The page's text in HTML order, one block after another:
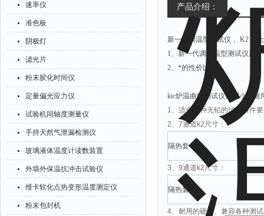
速率仪
准色板
阴极灯
滤光片
粉末胶化时间仪
定量偏光应力仪
试验机同轴度测量仪
手持天然气泄漏检测仪
玻璃液体温度计读数装置
外墙外保温抗冲击试验仪
维卡软化点热变形温度测定仪
粉末包封机
产品介绍：
新一代调温型测试仪， K2 的
1、新一代调整温型测试仪用
2、*的性价比。
kic炉温曲线测试仪体积小、耐
1、适合各种无铅的过炉条件
2、7通道k2尺寸：
隔热套：
3、9通道k2尺寸：
隔热套：
4、耐用的硬件、兼容各种测